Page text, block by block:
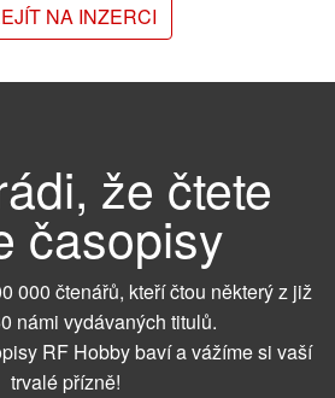
NA INZERCI
že čtete
časopisy
000 čtenářů, kteří čtou některý z již
námi vydávaných titulů.
RF Hobby baví a vážíme si vaší
trvalé přízně!